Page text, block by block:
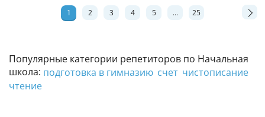
Популярные категории репетиторов по Начальная
школа: подготовка в гимназию счет чистописание
чтение
1 2 3 4 5 ... 25